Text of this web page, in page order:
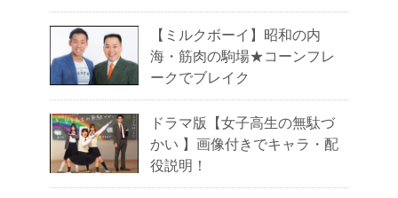
【ミルクボーイ】昭和の内
海・筋肉の駒場★コーンフレ
ークでブレイク
ドラマ版【女子高生の無駄づ
かい 】画像付きでキャラ・配
役説明！